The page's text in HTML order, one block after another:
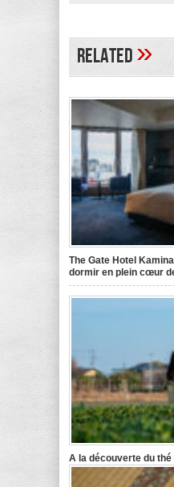
Related»
The Gate Hotel
dormir en plein cœur
A la découverte du thé